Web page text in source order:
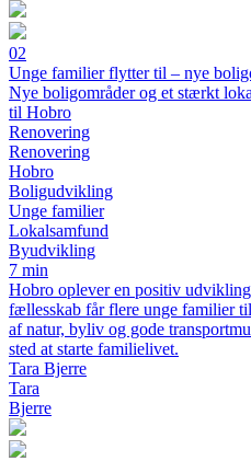
02
Unge familier flytter til – nye
Nye boligområder og et stærkt
til Hobro
Renovering
Renovering
Hobro
Boligudvikling
Unge familier
Lokalsamfund
Byudvikling
7 min
Hobro oplever en positiv
fællesskab får flere unge familier
af natur, byliv og gode
sted at starte familielivet.
Tara Bjerre
Tara
Bjerre